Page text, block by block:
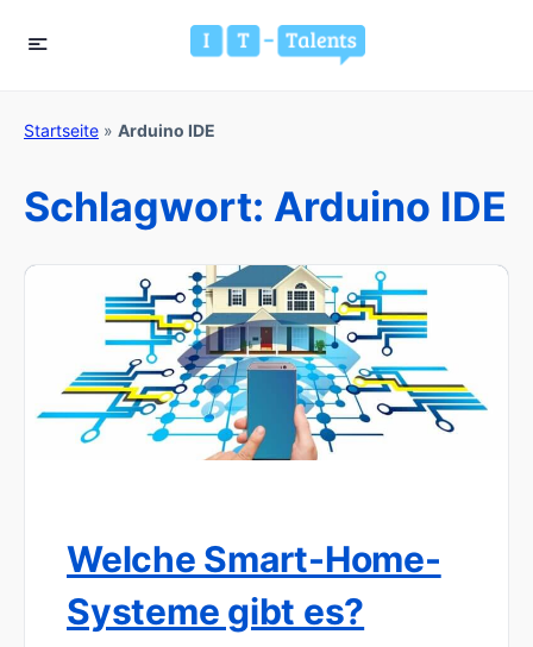
Startseite » Arduino IDE
Schlagwort: Arduino IDE
Welche Smart-Home-
Systeme gibt es?